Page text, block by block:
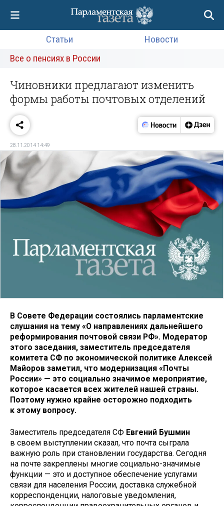
Статьи
Новости
Все о пенсиях в России
Чиновники предлагают изменить
формы работы почтовых отделений
28.11.2014 14:49
В Совете Федерации состоялись парламентские
слушания на тему «О направлениях дальнейшего
реформирования почтовой связи РФ». Модератор
этого заседания, заместитель председателя
комитета СФ по экономической политике Алексей
Майоров заметил, что модернизация «Почты
России» — это социально значимое мероприятие,
которое касается всех жителей нашей страны.
Поэтому нужно крайне осторожно подходить
к этому вопросу.
Заместитель председателя СФ Евгений Бушмин
в своем выступлении сказал, что почта сыграла
важную роль при становлении государства. Сегодня
на почте закреплены многие социально-значимые
функции — это и доступное обеспечение услугами
связи для населения России, доставка служебной
корреспонденции, налоговые уведомления,